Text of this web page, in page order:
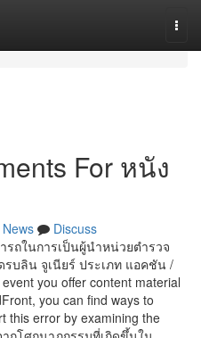
For หนัง
News
Discuss
ถในการเป็นผู้นำหน่วยตำรวจ
รบลิน จูเนียร์ ประเภท แอคชัน /
you offer content material
you can find ways to
this error by examining the